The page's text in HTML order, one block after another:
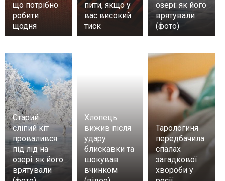
що потрібно
робити
щодня
пити, якщо у
вас високий
тиск
озері: як його
врятували
(фото)
Старий
сліпий кіт
провалився
під лід на
озері: як його
врятували
Хлопець
вижив після
удару
блискавки та
шокував
вчинком
Тарологиня
передбачила
спалах
загадкової
хвороби у